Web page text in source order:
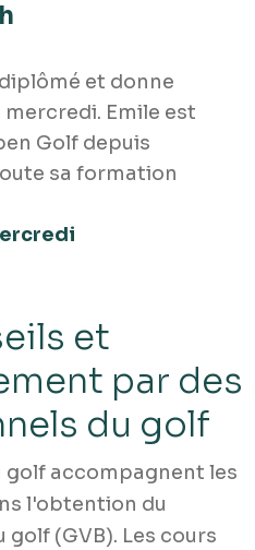
et donne
Emile est
Golf depuis
sa formation
et
par des
du golf
golf accompagnent les
l'obtention du
(GVB). Les cours